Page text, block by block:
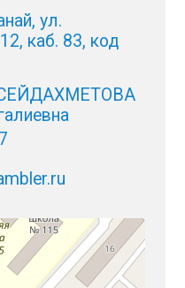
ул.
каб. 83, код
СЕЙДАХМЕТОВА